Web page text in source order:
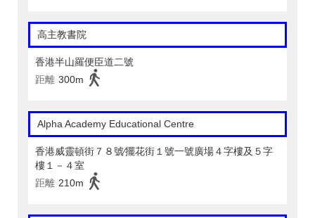
高主教書院
香港半山羅便臣道二號
距離 300m
Alpha Academy Educational Centre
香港威靈頓街７８號∕擺花街１號一號廣場４字樓及５字
樓１－４室
距離 210m